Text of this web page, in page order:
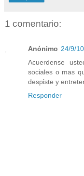
1 comentario:
Anónimo 24/9/
Acuerdense
sociales o mas
despiste y
Responder